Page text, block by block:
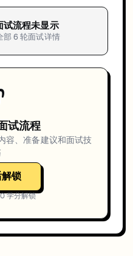
试流程未显示
部6 轮面试详情
试流程
容、准备建议和面试技
锁
学分解锁